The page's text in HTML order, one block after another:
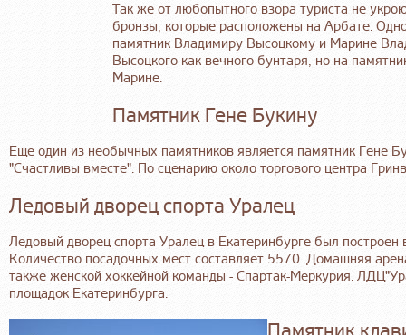
Так же от любопытного взора туриста не
бронзы, которые расположены на Арбате.
памятник Владимиру Высоцкому и Марине
Высоцкого как вечного бунтаря, но на
Марине.
Памятник Гене Букину
Еще один из необычных памятников является памятник Гене
"Счастливы вместе". По сценарию около торгового центра
Ледовый дворец спорта Уралец
Ледовый дворец спорта Уралец в Екатеринбурге был
Количество посадочных мест составляет 5570. Домашняя
также женской хоккейной команды - Спартак-Меркурия.
площадок Екатеринбурга.